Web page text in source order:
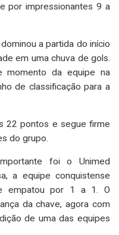
por impressionantes 9 a
a partida do início
em uma chuva de gols.
momento da equipe na
de classificação para a
22 pontos e segue firme
do grupo.
foi o Unimed
a equipe conquistense
empatou por 1 a 1. O
da chave, agora com
de uma das equipes